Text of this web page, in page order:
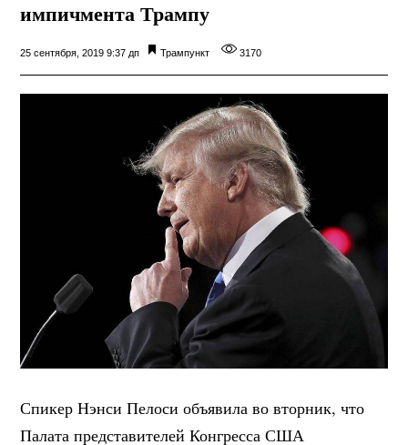
импичмента Трампу
25 сентября, 2019 9:37 дп Трампункт 3170
Спикер Нэнси Пелоси объявила во вторник, что
Палата представителей Конгресса США